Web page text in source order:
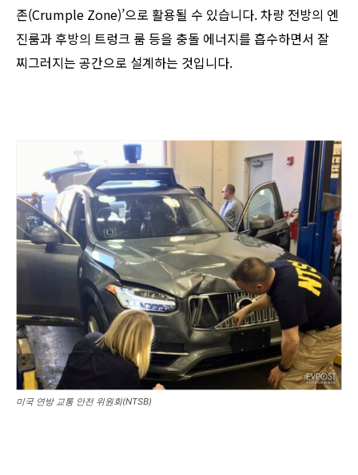
존(Crumple Zone)’으로 활용될 수 있습니다. 차량 전방의 엔
진룸과 후방의 트렁크 룸 등을 충돌 에너지를 흡수하면서 잘
찌그러지는 공간으로 설계하는 것입니다.
미국 연방 교통 안전 위원회(NTSB)